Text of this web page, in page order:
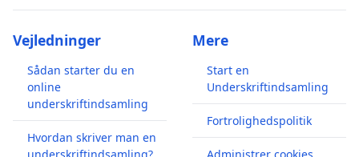
Vejledninger
Sådan starter du en
online
underskriftindsamling
Hvordan skriver man en
Mere
Start en
Underskriftindsamling
Fortrolighedspolitik